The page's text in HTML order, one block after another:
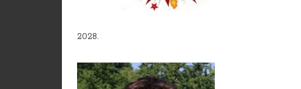
2028.